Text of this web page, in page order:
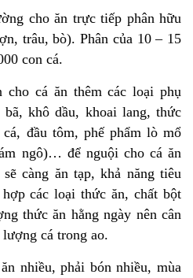
cho ăn trực tiếp phân hữu
trâu, bò). Phân của 10 – 15
con cá.
cho cá ăn thêm các loại phụ
bã, khô dầu, khoai lang, thức
đầu tôm, phế phẩm lò mổ
ngô)… để nguội cho cá ăn
càng ăn tạp, khả năng tiêu
các loại thức ăn, chất bột
thức ăn hằng ngày nên cân
cá trong ao.
nhiều, phải bón nhiều, mùa